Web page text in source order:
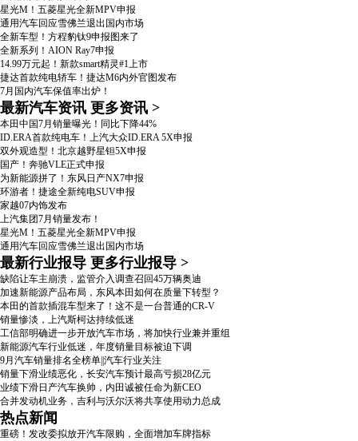
星光M！五菱星光全新MPV申报
通用汽车回应雪佛兰退出国内市场
全新车型！方程豹钛9申报图来了
全新系列！AION Ray7申报
14.99万元起！新款smart精灵#1上市
捷达首款纯电轿车！捷达M6内外官图发布
7月国内汽车保值率出炉！
最新汽车资讯 更多资讯 >
本田中国7月销量曝光！同比下降44%
ID.ERA首款纯电车！上汽大众ID.ERA 5X申报
双外观造型！北京越野星钽5X申报
国产！奔驰VLE正式申报
为新能源拼了！东风日产NX7申报
环游者！捷途全新纯电SUV申报
家越07内饰发布
上汽集团7月销量发布！
星光M！五菱星光全新MPV申报
通用汽车回应雪佛兰退出国内市场
最新行业报导 更多行业报导 >
缺陷让车主崩溃，监管介入调查召回45万辆奥迪
加速新能源产品布局，东风本田如何在质量下转型？
本田的首款插混车型来了！这不是一台普通的CR-V
销量惨淡，上汽斯柯达持续低迷
工信部明确进一步开放汽车市场，将加快行业兼并重组
新能源汽车行业低迷，年度销量目标被迫下调
9月汽车销量排名全榜单||汽车行业关注
销量下滑业绩恶化，长安汽车预计最高亏损28亿元
业绩下滑日产汽车换帅，内田诚被任命为新CEO
合并发动机业务，吉利与沃尔沃将共享使用动力总成
热点新闻
重磅！发改委拟放开汽车限购，全面增加车牌指标